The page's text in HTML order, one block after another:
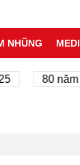
NHŨNG
80 năm Hành